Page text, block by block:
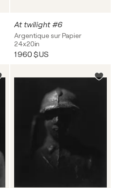
At twilight #6
Argentique sur Papier
24x20in
1 960 $US